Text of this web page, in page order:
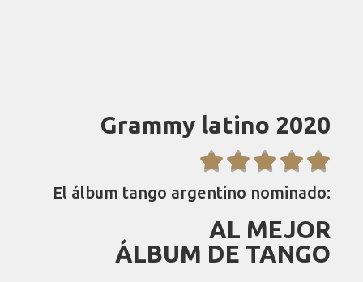
Grammy latino 2020

El álbum tango argentino nominado:
AL MEJOR
ÁLBUM DE TANGO